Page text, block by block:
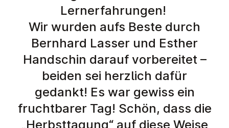
Lernerfahrungen!
Wir wurden aufs Beste durch
Bernhard Lasser und Esther
Handschin darauf vorbereitet –
beiden sei herzlich dafür
gedankt! Es war gewiss ein
fruchtbarer Tag! Schön, dass die
„Herbsttagung“ auf diese Weise